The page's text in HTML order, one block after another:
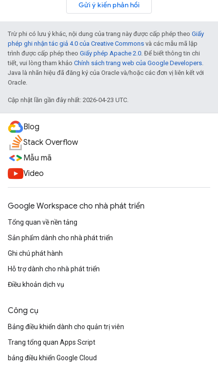
Gửi ý kiến phản hồi
Trừ phi có lưu ý khác, nội dung của trang này được cấp phép theo Giấy
phép ghi nhận tác giả 4.0 của Creative Commons và các mẫu mã lập
trình được cấp phép theo Giấy phép Apache 2.0. Để biết thông tin chi
tiết, vui lòng tham khảo Chính sách trang web của Google Developers.
Java là nhãn hiệu đã đăng ký của Oracle và/hoặc các đơn vị liên kết với
Oracle.
Cập nhật lần gần đây nhất: 2026-04-23 UTC.
Blog
Stack Overflow
Mẫu mã
Video
Google Workspace cho nhà phát triển
Tổng quan về nền tảng
Sản phẩm dành cho nhà phát triển
Ghi chú phát hành
Hỗ trợ dành cho nhà phát triển
Điều khoản dịch vụ
Công cụ
Bảng điều khiển dành cho quản trị viên
Trang tổng quan Apps Script
bảng điều khiển Google Cloud